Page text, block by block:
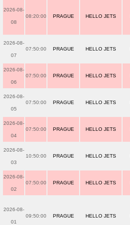
2026-08-
08
08:20:00 PRAGUE HELLO JETS
2026-08-
07
07:50:00 PRAGUE HELLO JETS
2026-08-
06
07:50:00 PRAGUE HELLO JETS
2026-08-
05
07:50:00 PRAGUE HELLO JETS
2026-08-
04
07:50:00 PRAGUE HELLO JETS
2026-08-
03
10:50:00 PRAGUE HELLO JETS
2026-08-
02
07:50:00 PRAGUE HELLO JETS
2026-08-
01
09:50:00 PRAGUE HELLO JETS